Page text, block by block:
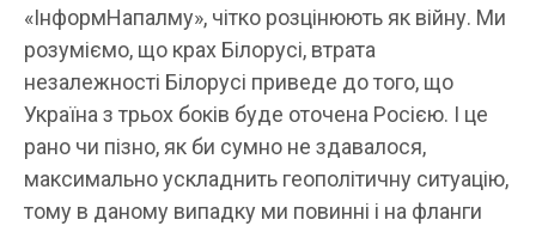
«ІнформНапалму», чітко розцінюють як війну. Ми
розуміємо, що крах Білорусі, втрата
незалежності Білорусі приведе до того, що
Україна з трьох боків буде оточена Росією. І це
рано чи пізно, як би сумно не здавалося,
максимально ускладнить геополітичну ситуацію,
тому в даному випадку ми повинні і на фланги